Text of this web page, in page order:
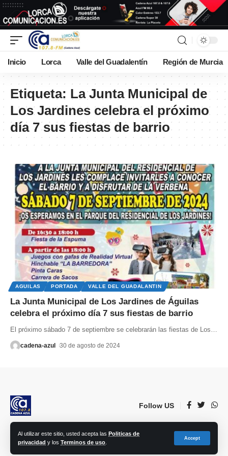
Al utilizar este sitio, usted acepta las Politicas de
privacidad y los Terminos de uso
Accept
Inicio Lorca Valle del Guadalentín Región de Murcia
Etiqueta: La Junta Municipal de
Los Jardines celebra el próximo
día 7 sus fiestas de barrio
AGUILAS PORTADA VALLE DEL GUADALANTIN
La Junta Municipal de Los Jardines de Águilas
celebra el próximo día 7 sus fiestas de barrio
El próximo sábado 7 de septiembre se celebrarán las fiestas de Los
cadena-azul 30 de agosto de 2024
Follow US
© 2023 Lorca Comunicación, Radio, TV, prensa e Internet S.L. | Todos los
derechos reservados.